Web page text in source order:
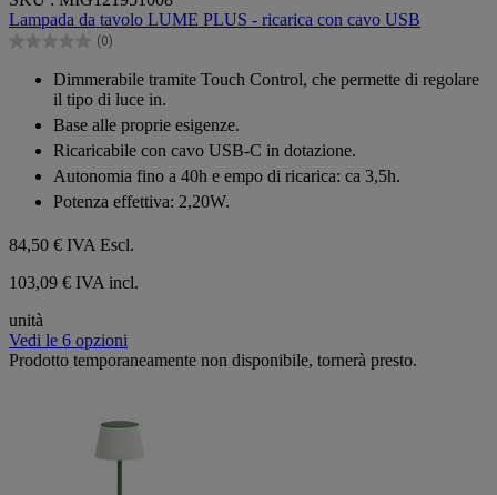
su
5
stelle.
Lampada da tavolo LUME PLUS - ricarica con cavo USB
(0)
0.0
Dimmerabile tramite Touch Control, che permette di regolare
il tipo di luce in.
Base alle proprie esigenze.
Ricaricabile con cavo USB-C in dotazione.
Autonomia fino a 40h e empo di ricarica: ca 3,5h.
Potenza effettiva: 2,20W.
84,50 € IVA Escl.
103,09 € IVA incl.
unità
Vedi le 6 opzioni
Prodotto temporaneamente non disponibile, tornerà presto.